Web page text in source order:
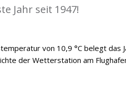
Jahr seit 1947!
von 10,9 °C belegt das
der Wetterstation am